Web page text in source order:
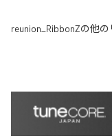
reunion_RibbonZの他の